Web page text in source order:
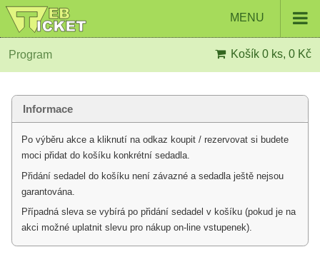
MENU
Program Košík 0 ks, 0 Kč
Informace
Po výběru akce a kliknutí na odkaz koupit / rezervovat si budete
moci přidat do košíku konkrétní sedadla.
Přidání sedadel do košíku není závazné a sedadla ještě nejsou
garantována.
Případná sleva se vybírá po přidání sedadel v košíku (pokud je na
akci možné uplatnit slevu pro nákup on-line vstupenek).